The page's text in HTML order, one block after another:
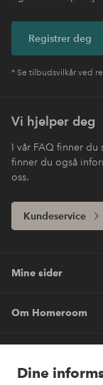
Dine
Registrer deg
* Se tilbudsvilkår ved
Vi hjelper deg
I vår FAQ finner du
finner du også
oss.
Kundeservice
Mine sider
Om Homeroom